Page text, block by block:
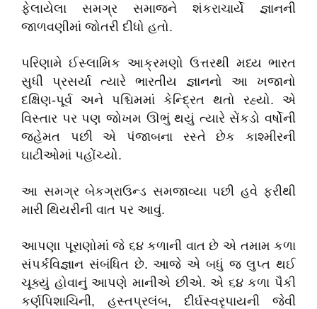
ફેલાયેલા સમગ્ર સમાજને શંકરાચાર્યે
જ્ઞાનની
જાળવણીમાં જોતરી દીધો હતો.
પરિણામે ઈસ્લામિક આક્રમણો ઉત્તરથી મધ્ય ભારત
સુધી
પ્રસર્યા ત્યારે ભારતીય જ્ઞાનનો આ
ખજાનો
દક્ષિણ-પૂર્વ અને પશ્ચિમમાં કેન્દ્રિત થતો રહ્યો. એ
વિસ્તાર પર પણ જોખમ ઊભું થયું ત્યારે સેંકડો વર્ષોની
જહેમત
પછી એ પંજાબના રસ્તે છેક
કાશ્મીરની
ઘાટીઓમાં પહોંચ્યો.
આ સમગ્ર બેકગ્રાઉન્ડ સમજાવ્યા પછી હવે ફરીથી
મારી થિયરીની વાત પર આવું.
આપણા પૂરાણોમાં જે ૬૪ કળાની વાત છે એ તમામ કળા
સંપર્કવિજ્ઞાન સંબંધિત છે.આજે એ બધું જ લુપ્ત થઈ
ચૂક્યું હોવાનું આપણે માનીએ છીએ.એ ૬૪ કળા પૈકી
કર્ણપિશાચિની, હસ્તપ્રલંબ, દીર્ઘસ્વરૃપાયની
જેવી